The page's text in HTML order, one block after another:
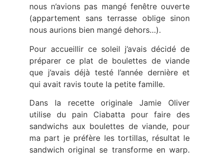
nous n’avions pas mangé fenêtre ouverte
(appartement sans terrasse oblige sinon
nous aurions bien mangé dehors…).
Pour accueillir ce soleil j’avais décidé de
préparer ce plat de boulettes de viande
que j’avais déjà testé l’année dernière et
qui avait ravis toute la petite famille.
Dans la recette originale Jamie Oliver
utilise du pain Ciabatta pour faire des
sandwichs aux boulettes de viande, pour
ma part je préfère les tortillas, résultat le
sandwich original se transforme en warp.